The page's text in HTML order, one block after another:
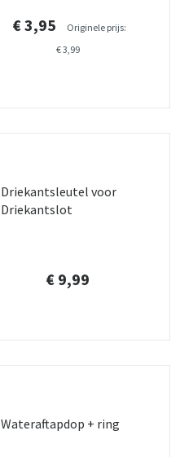
€ 3,95
Originele prijs:
€ 3,99
Driekantsleutel voor
Driekantslot
€ 9,99
Wateraftapdop + ring